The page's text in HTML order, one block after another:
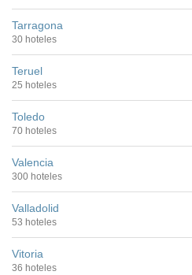
Tarragona
30 hoteles
Teruel
25 hoteles
Toledo
70 hoteles
Valencia
300 hoteles
Valladolid
53 hoteles
Vitoria
36 hoteles